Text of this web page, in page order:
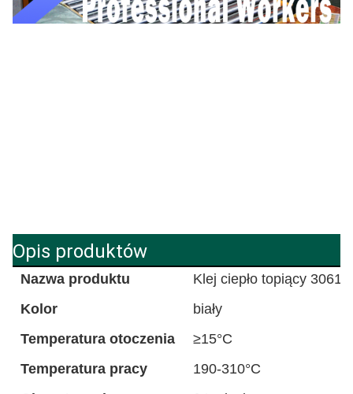
Opis produktów
Nazwa produktu
Klej ciepło topiący 3061
Kolor
biały
Temperatura otoczenia
≥15°C
Temperatura pracy
190-310°C